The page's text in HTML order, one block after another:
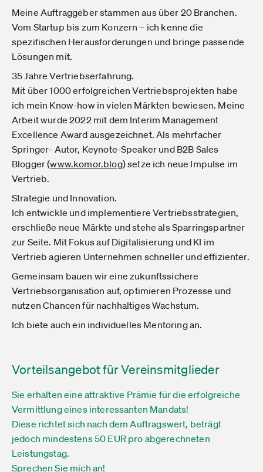
Meine Auftraggeber stammen aus über 20 Branchen.
Vom Startup bis zum Konzern – ich kenne die
spezifischen Herausforderungen und bringe passende
Lösungen mit.
35 Jahre Vertriebserfahrung.
Mit über 1000 erfolgreichen Vertriebsprojekten habe
ich mein Know-how in vielen Märkten bewiesen. Meine
Arbeit wurde 2022 mit dem Interim Management
Excellence Award ausgezeichnet. Als mehrfacher
Springer- Autor, Keynote-Speaker und B2B Sales
Blogger (www.komor.blog­) setze ich neue Impulse im
Vertrieb.
Strategie und Innovation.
Ich entwickle und implementiere Vertriebsstrategien,
erschließe neue Märkte und stehe als Sparringspartner
zur Seite. Mit Fokus auf Digitalisierung und KI im
Vertrieb agieren Unternehmen schneller und effizienter.
Gemeinsam bauen wir eine zukunftssichere
Vertriebsorganisation auf, optimieren Prozesse und
nutzen Chancen für nachhaltiges Wachstum.
Ich biete auch ein individuelles Mentoring an.
Vorteilsangebot für Vereinsmitglieder
Sie erhalten eine attraktive Prämie für die erfolgreiche
Vermittlung eines interessanten Mandats!
Diese richtet sich nach dem Auftragswert, beträgt
jedoch mindestens 50 EUR pro abgerechneten
Leistungstag.
Sprechen Sie mich an!